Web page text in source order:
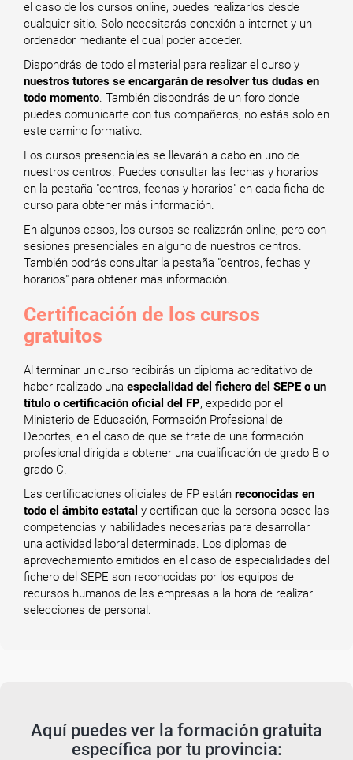
el caso de los cursos online, puedes realizarlos desde
cualquier sitio. Solo necesitarás conexión a internet y un
ordenador mediante el cual poder acceder.
Dispondrás de todo el material para realizar el curso y
nuestros tutores se encargarán de resolver tus dudas en
todo momento. También dispondrás de un foro donde
puedes comunicarte con tus compañeros, no estás solo en
este camino formativo.
Los cursos presenciales se llevarán a cabo en uno de
nuestros centros. Puedes consultar las fechas y horarios
en la pestaña "centros, fechas y horarios" en cada ficha de
curso para obtener más información.
En algunos casos, los cursos se realizarán online, pero con
sesiones presenciales en alguno de nuestros centros.
También podrás consultar la pestaña "centros, fechas y
horarios" para obtener más información.
Certificación de los cursos
gratuitos
Al terminar un curso recibirás un diploma acreditativo de
haber realizado una especialidad del fichero del SEPE o un
título o certificación oficial del FP, expedido por el
Ministerio de Educación, Formación Profesional de
Deportes, en el caso de que se trate de una formación
profesional dirigida a obtener una cualificación de grado B o
grado C.
Las certificaciones oficiales de FP están reconocidas en
todo el ámbito estatal y certifican que la persona posee las
competencias y habilidades necesarias para desarrollar
una actividad laboral determinada. Los diplomas de
aprovechamiento emitidos en el caso de especialidades del
fichero del SEPE son reconocidas por los equipos de
recursos humanos de las empresas a la hora de realizar
selecciones de personal.
Aquí puedes ver la formación gratuita
específica por tu provincia: